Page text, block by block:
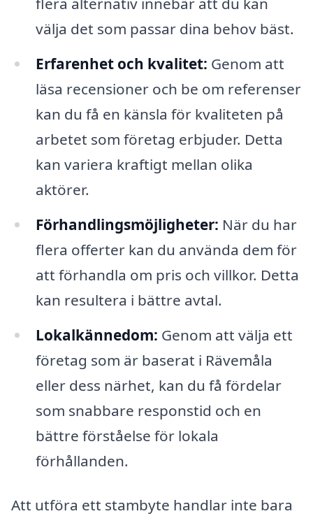
välja det som passar dina behov bäst.
Erfarenhet och kvalitet: Genom att
läsa recensioner och be om referenser
kan du få en känsla för kvaliteten på
arbetet som företag erbjuder. Detta
kan variera kraftigt mellan olika
aktörer.
Förhandlingsmöjligheter: När du har
flera offerter kan du använda dem för
att förhandla om pris och villkor. Detta
kan resultera i bättre avtal.
Lokalkännedom: Genom att välja ett
företag som är baserat i Rävemåla
eller dess närhet, kan du få fördelar
som snabbare responstid och en
bättre förståelse för lokala
förhållanden.
Att utföra ett stambyte handlar inte bara